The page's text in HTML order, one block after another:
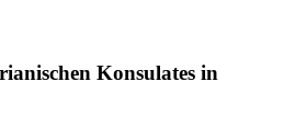
Konsulates in